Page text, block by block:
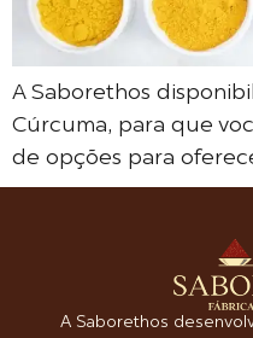
A Saborethos
Cúrcuma, para que
de opções para
A Saborethos